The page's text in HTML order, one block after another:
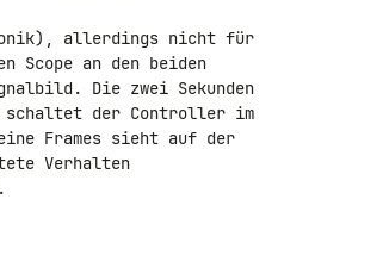
allerdings nicht für
Scope an den beiden
Die zwei Sekunden
schaltet der Controller im
Frames sieht auf der
Verhalten